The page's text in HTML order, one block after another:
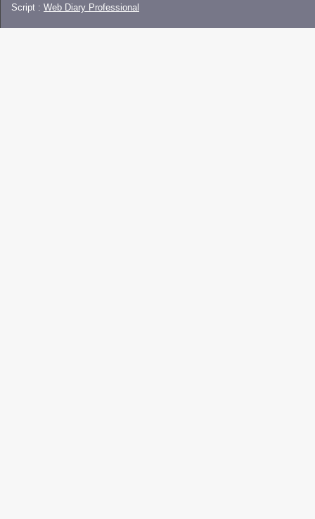
Script : Web Diary Professional